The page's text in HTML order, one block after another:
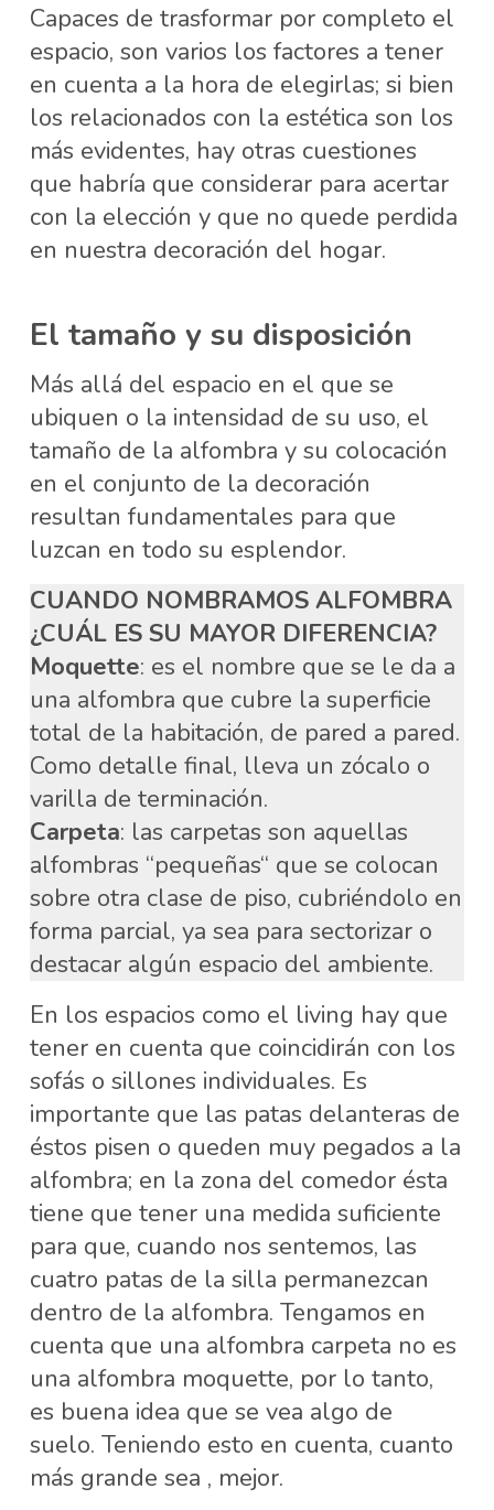
Capaces de trasformar por completo el
espacio, son varios los factores a tener
en cuenta a la hora de elegirlas; si bien
los relacionados con la estética son los
más evidentes, hay otras cuestiones
que habría que considerar para acertar
con la elección y que no quede perdida
en nuestra decoración del hogar.
El tamaño y su disposición
Más allá del espacio en el que se
ubiquen o la intensidad de su uso, el
tamaño de la alfombra y su colocación
en el conjunto de la decoración
resultan fundamentales para que
luzcan en todo su esplendor.
CUANDO NOMBRAMOS ALFOMBRA
¿CUÁL ES SU MAYOR DIFERENCIA?
Moquette: es el nombre que se le da a
una alfombra que cubre la superficie
total de la habitación, de pared a pared.
Como detalle final, lleva un zócalo o
varilla de terminación.
Carpeta: las carpetas son aquellas
alfombras “pequeñas“ que se colocan
sobre otra clase de piso, cubriéndolo en
forma parcial, ya sea para sectorizar o
destacar algún espacio del ambiente.
En los espacios como el living hay que
tener en cuenta que coincidirán con los
sofás o sillones individuales. Es
importante que las patas delanteras de
éstos pisen o queden muy pegados a la
alfombra; en la zona del comedor ésta
tiene que tener una medida suficiente
para que, cuando nos sentemos, las
cuatro patas de la silla permanezcan
dentro de la alfombra. Tengamos en
cuenta que una alfombra carpeta no es
una alfombra moquette, por lo tanto,
es buena idea que se vea algo de
suelo. Teniendo esto en cuenta, cuanto
más grande sea , mejor.